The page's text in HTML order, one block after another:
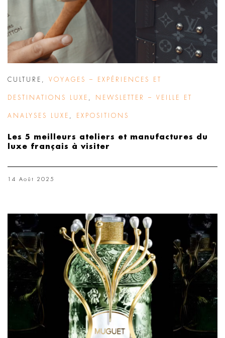
CULTURE VOYAGES – EXPÉRIENCES ET
DESTINATIONS LUXE NEWSLETTER – VEILLE ET
ANALYSES LUXE EXPOSITIONS
Les 5 meilleurs ateliers et manufactures du
luxe français à visiter
14 Août 2025